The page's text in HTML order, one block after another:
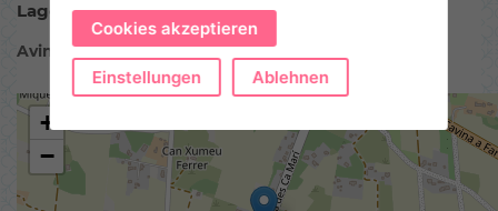
Lage
Avinguda del Ca Marí
+
−
Cookies akzeptieren
Einstellungen Ablehnen